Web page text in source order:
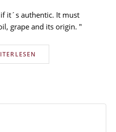
it´s authentic. It must
grape and its origin. "